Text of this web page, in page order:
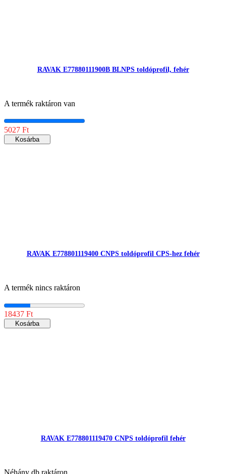
RAVAK E77880111900B BLNPS toldóprofil, fehér
A termék raktáron van
5027 Ft
Kosárba
RAVAK E778801119400 CNPS toldóprofil CPS-hez fehér
A termék nincs raktáron
18437 Ft
Kosárba
RAVAK E778801119470 CNPS toldóprofil fehér
Néhány db raktáron